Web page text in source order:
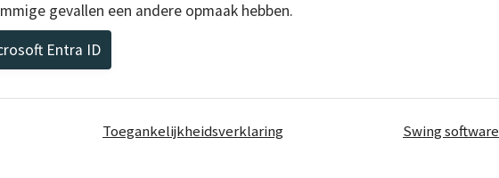
gevallen een andere opmaak hebben.
Entra ID
Toegankelijkheidsverklaring Swing software